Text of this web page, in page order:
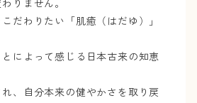
りません。
だわりたい「肌癒（はだゆ）」
によって感じる日本古来の知恵
、自分本来の健やかさを取り戻